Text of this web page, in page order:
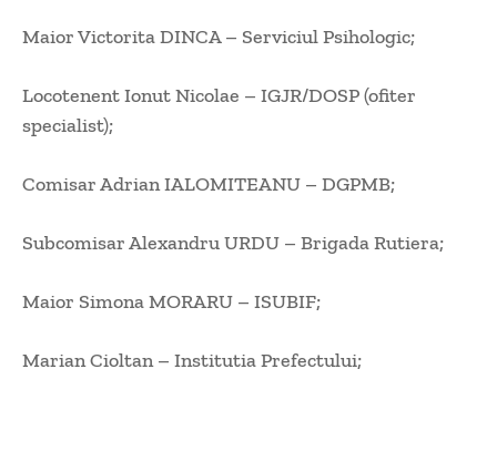
Maior Victorita DINCA – Serviciul Psihologic;
Locotenent Ionut Nicolae – IGJR/DOSP (ofiter
specialist);
Comisar Adrian IALOMITEANU – DGPMB;
Subcomisar Alexandru URDU – Brigada Rutiera;
Maior Simona MORARU – ISUBIF;
Marian Cioltan – Institutia Prefectului;